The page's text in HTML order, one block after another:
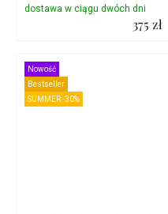
375 zł
Nowość
Bestseller
SUMMER -30%